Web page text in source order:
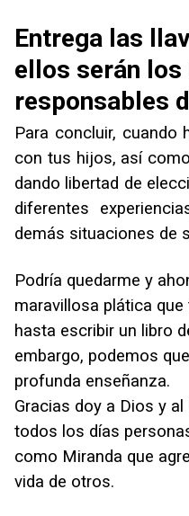
Entrega las
ellos serán los
responsables
Para concluir, cuando
con tus hijos, así
dando libertad de
diferentes
demás situaciones de
Podría quedarme y
maravillosa plática
hasta escribir un libro
embargo, podemos
profunda enseñanza.
Gracias doy a Dios y
todos los días
como Miranda que
vida de otros.